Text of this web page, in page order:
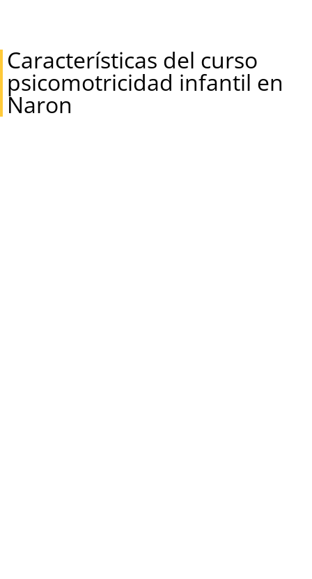
Características del curso
psicomotricidad infantil en
Naron